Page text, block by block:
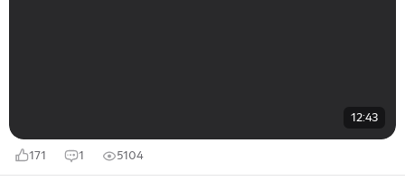
12:43
171 1 5104